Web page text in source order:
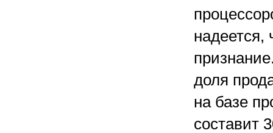
надеется,
доля
на базе
составит